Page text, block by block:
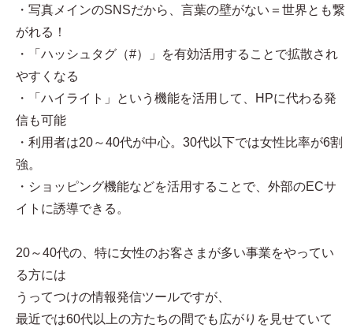
・写真メインのSNSだから、言葉の壁がない＝世界とも繋
がれる！
・「ハッシュタグ（#）」を有効活用することで拡散され
やすくなる
・「ハイライト」という機能を活用して、HPに代わる発
信も可能
・利用者は20～40代が中心。30代以下では女性比率が6割
強。
・ショッピング機能などを活用することで、外部のECサ
イトに誘導できる。
20～40代の、特に女性のお客さまが多い事業をやってい
る方には
うってつけの情報発信ツールですが、
最近では60代以上の方たちの間でも広がりを見せていて